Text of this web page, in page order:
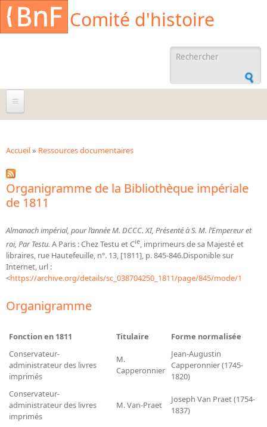
Aller au contenu principal
Comité d'histoire
recherche
À propos
Agenda
Archives administratives
Bibliographies
Bibliographie sur la BnF
Bibliographie historique de la Bibliothèque nationale de
Dictionnaire de la BnF
Dictionnaire BnF : recherche avancée
Dictionnaire BnF : index
Dictionnaire des fonds spéciaux et des principales collections et
Recherche de fonds, collections et provenances
Vous êtes ici
Accueil» Ressources documentaires
Organigramme de la Bibliothèque impériale
de 1811
Almanach impérial, pour l’année M. DCCC. XI, Présenté à S. M. l’Empereur et
roi, Par Testu. A Paris : Chez Testu et Cie, imprimeurs de sa Majesté et
libraires, rue Hautefeuille, n°. 13, [1811], p. 845-846.Disponible sur
Internet, url :
<https://archive.org/details/sc_038704250_1811/page/845/mode/1
Organigramme
Fonction en 1811 Titulaire
Forme normalisée
Conservateur-
administrateur des livres
imprimés
M.
Capperonnier
Jean-Augustin
Capperonnier (1745-
1820)
Conservateur-
administrateur des livres
imprimés
M. Van-Praet
Joseph Van Praet (1754-
1837)
Cookies management panel